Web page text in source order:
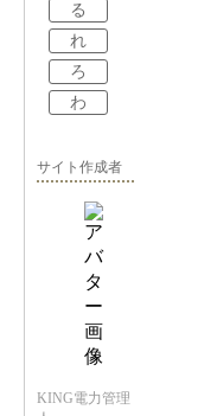
る
れ
ろ
わ
サイト作成者
KING電力管理